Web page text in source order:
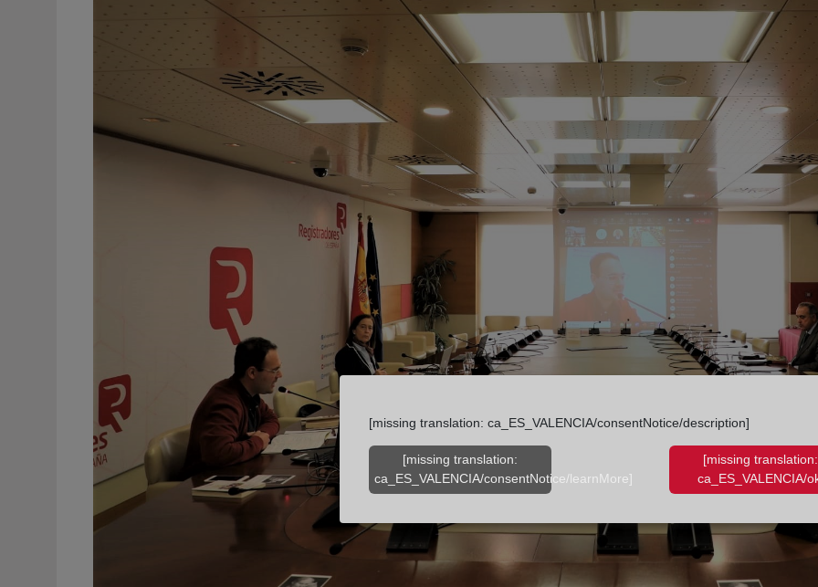
[missing translation: ca_ES_VALENCIA/consentNotice/description]
[missing translation:
ca_ES_VALENCIA/consentNotice/learnMore]
[missing translation:
ca_ES_VALENCIA/